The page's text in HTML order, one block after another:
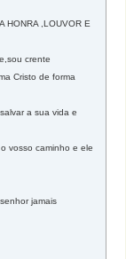
HONRA ,LOUVOR E
crente
Cristo de forma
a sua vida e
vosso caminho e ele
jamais